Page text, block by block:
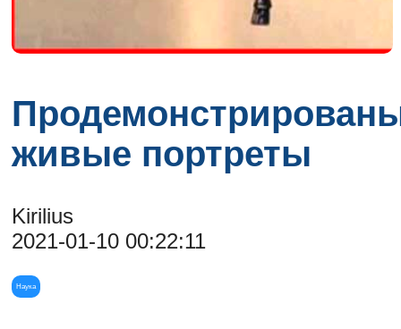
живые портреты
Kirilius
2021-01-10 00:22:11
Наука